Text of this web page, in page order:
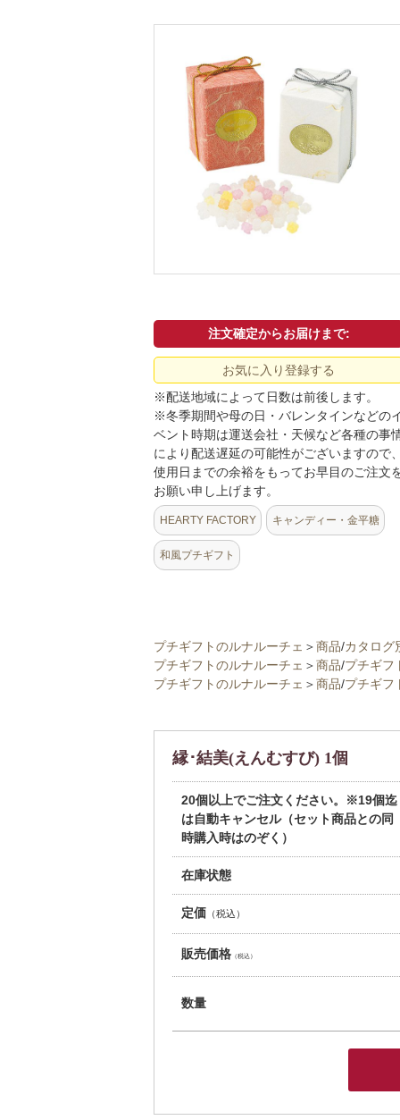
注文確定からお届けまで:
お気に入り登録する
※配送地域によって日数は前後します。
※冬季期間や母の日・バレンタインなどの
ベント時期は運送会社・天候など各種の事
により配送遅延の可能性がございますので
使用日までの余裕をもってお早目のご注文
お願い申し上げます。
HEARTY FACTORY キャンディー・金平糖
和風プチギフト
プチギフトのルナルーチェ ＞商品/カタログ
プチギフトのルナルーチェ ＞商品/プチギフ
プチギフトのルナルーチェ ＞商品/プチギフ
縁･結美(えんむすび) 1個
20個以上でご注文ください。※19個迄
は自動キャンセル（セット商品との同
時購入時はのぞく）
在庫状態
定価 （税込）
販売価格（税込）
数量